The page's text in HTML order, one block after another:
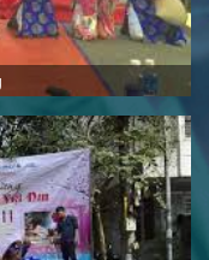
Giang